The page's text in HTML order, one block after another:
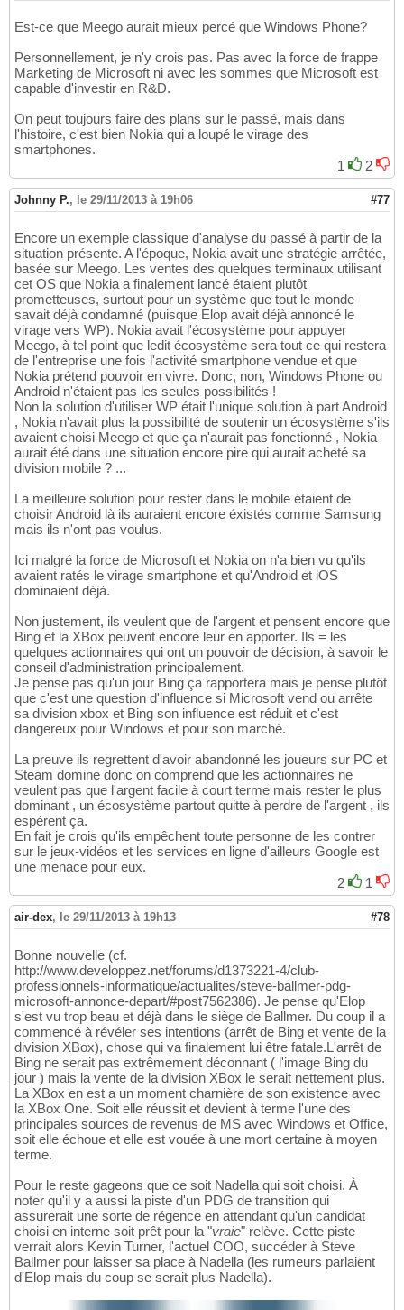
Est-ce que Meego aurait mieux percé que Windows Phone?
Personnellement, je n'y crois pas. Pas avec la force de frappe
Marketing de Microsoft ni avec les sommes que Microsoft est
capable d'investir en R&D.
On peut toujours faire des plans sur le passé, mais dans
l'histoire, c'est bien Nokia qui a loupé le virage des
smartphones.
1
2
Johnny P., le 29/11/2013 à 19h06 #77
Encore un exemple classique d'analyse du passé à partir de la
situation présente. A l'époque, Nokia avait une stratégie arrêtée,
basée sur Meego. Les ventes des quelques terminaux utilisant
cet OS que Nokia a finalement lancé étaient plutôt
prometteuses, surtout pour un système que tout le monde
savait déjà condamné (puisque Elop avait déjà annoncé le
virage vers WP). Nokia avait l'écosystème pour appuyer
Meego, à tel point que ledit écosystème sera tout ce qui restera
de l'entreprise une fois l'activité smartphone vendue et que
Nokia prétend pouvoir en vivre. Donc, non, Windows Phone ou
Android n'étaient pas les seules possibilités !
Non la solution d'utiliser WP était l'unique solution à part Android
, Nokia n'avait plus la possibilité de soutenir un écosystème s'ils
avaient choisi Meego et que ça n'aurait pas fonctionné , Nokia
aurait été dans une situation encore pire qui aurait acheté sa
division mobile ? ...
La meilleure solution pour rester dans le mobile étaient de
choisir Android là ils auraient encore éxistés comme Samsung
mais ils n'ont pas voulus.
Ici malgré la force de Microsoft et Nokia on n'a bien vu qu'ils
avaient ratés le virage smartphone et qu'Android et iOS
dominaient déjà.
Non justement, ils veulent que de l'argent et pensent encore que
Bing et la XBox peuvent encore leur en apporter. Ils = les
quelques actionnaires qui ont un pouvoir de décision, à savoir le
conseil d'administration principalement.
Je pense pas qu'un jour Bing ça rapportera mais je pense plutôt
que c'est une question d'influence si Microsoft vend ou arrête
sa division xbox et Bing son influence est réduit et c'est
dangereux pour Windows et pour son marché.
La preuve ils regrettent d'avoir abandonné les joueurs sur PC et
Steam domine donc on comprend que les actionnaires ne
veulent pas que l'argent facile à court terme mais rester le plus
dominant , un écosystème partout quitte à perdre de l'argent , ils
espèrent ça.
En fait je crois qu'ils empêchent toute personne de les contrer
sur le jeux-vidéos et les services en ligne d'ailleurs Google est
une menace pour eux.
2
1
air-dex, le 29/11/2013 à 19h13 #78
Bonne nouvelle (cf.
http://www.developpez.net/forums/d1373221-4/club-
professionnels-informatique/actualites/steve-ballmer-pdg-
microsoft-annonce-depart/#post7562386). Je pense qu'Elop
s'est vu trop beau et déjà dans le siège de Ballmer. Du coup il a
commencé à révéler ses intentions (arrêt de Bing et vente de la
division XBox), chose qui va finalement lui être fatale.L'arrêt de
Bing ne serait pas extrêmement déconnant ( l'image Bing du
jour ) mais la vente de la division XBox le serait nettement plus.
La XBox en est a un moment charnière de son existence avec
la XBox One. Soit elle réussit et devient à terme l'une des
principales sources de revenus de MS avec Windows et Office,
soit elle échoue et elle est vouée à une mort certaine à moyen
terme.
Pour le reste gageons que ce soit Nadella qui soit choisi. À
noter qu'il y a aussi la piste d'un PDG de transition qui
assurerait une sorte de régence en attendant qu'un candidat
choisi en interne soit prêt pour la "vraie" relève. Cette piste
verrait alors Kevin Turner, l'actuel COO, succéder à Steve
Ballmer pour laisser sa place à Nadella (les rumeurs parlaient
d'Elop mais du coup se serait plus Nadella).